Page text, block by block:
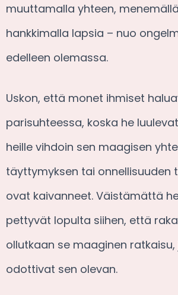
muuttamalla yhteen,
hankkimalla lapsia – nuo
edelleen olemassa.
Uskon, että monet ihmiset
parisuhteessa, koska he
heille vihdoin sen maagisen
täyttymyksen tai onnellisuuden
ovat kaivanneet. Väistämättä
pettyvät lopulta siihen, että
ollutkaan se maaginen
odottivat sen olevan.